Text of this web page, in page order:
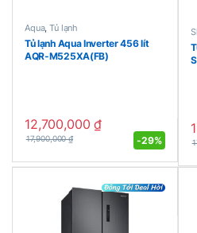
Aqua,Tủ lạnh
Tủ lạnh Aqua Inverter 456 lít
AQR-M525XA(FB)
12,700,000₫
17,900,000₫ -29%